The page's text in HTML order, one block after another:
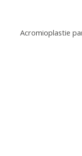
Acromioplastie